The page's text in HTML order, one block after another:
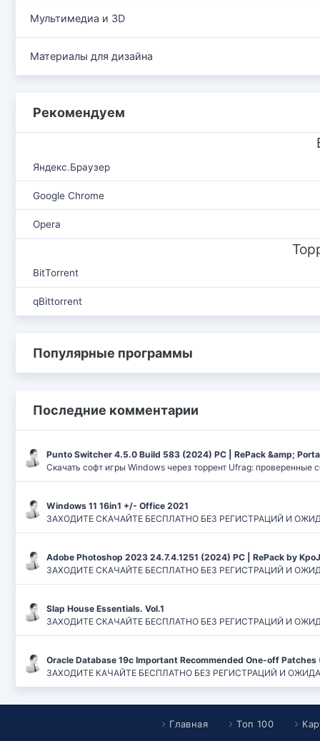
Мультимедиа и 3D
Материалы для дизайна
Рекомендуем
Яндекс.Браузер
Google Chrome
Opera
BitTorrent
qBittorrent
Популярные программы
Последние комментарии
Punto Switcher 4.5.0 Build 583 (2024) РС | RePack &amp;
Скачать софт игры Windows через торрент Ufrag: проверенные
Windows 11 16in1 +/- Office 2021
ЗАХОДИТЕ СКАЧАЙТЕ БЕСПЛАТНО БЕЗ РЕГИСТРАЦИЙ И
Adobe Photoshop 2023 24.7.4.1251 (2024) PC | RePack by
ЗАХОДИТЕ СКАЧАЙТЕ БЕСПЛАТНО БЕЗ РЕГИСТРАЦИЙ И
Slap House Essentials. Vol.1
ЗАХОДИТЕ СКАЧАЙТЕ БЕСПЛАТНО БЕЗ РЕГИСТРАЦИЙ И
Oracle Database 19c Important Recommended One-off Patches
ЗАХОДИТЕ КАЧАЙТЕ БЕСПЛАТНО БЕЗ РЕГИСТРАЦИЙ И
Главная Топ 100